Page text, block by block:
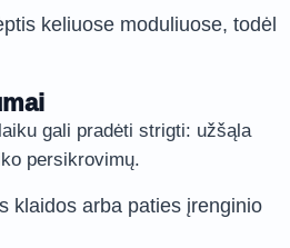
keliuose moduliuose, todėl
gali pradėti strigti: užšąla
persikrovimų.
klaidos arba paties įrenginio